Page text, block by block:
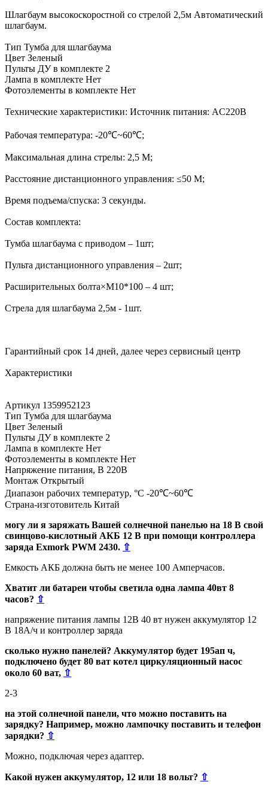
Шлагбаум высокоскоростной со стрелой 2,5м Автоматический
шлагбаум.
Тип Тумба для шлагбаума
Цвет Зеленый
Пульты ДУ в комплекте 2
Лампа в комплекте Нет
Фотоэлементы в комплекте Нет
Технические характеристики: Источник питания: AC220B
Рабочая температура: -20℃~60℃;
Максимальная длина стрелы: 2,5 М;
Расстояние дистанционного управления: ≤50 М;
Время подъема/спуска: 3 секунды.
Состав комплекта:
Тумба шлагбаума с приводом – 1шт;
Пульта дистанционного управления – 2шт;
Расширительных болта×M10*100 – 4 шт;
Стрела для шлагбаума 2,5м - 1шт.
Гарантийный срок 14 дней, далее через сервисный центр
Характеристики
Артикул 1359952123
Тип Тумба для шлагбаума
Цвет Зеленый
Пульты ДУ в комплекте 2
Лампа в комплекте Нет
Фотоэлементы в комплекте Нет
Напряжение питания, В 220В
Монтаж Открытый
Диапазон рабочих температур, °С -20℃~60℃
Страна-изготовитель Китай
могу ли я заряжать Вашей солнечной панелью на 18 В свой
свинцово-кислотный АКБ 12 В при помощи контроллера
заряда Exmork PWM 2430. ⇧
Емкость АКБ должна быть не менее 100 Амперчасов.
Хватит ли батареи чтобы светила одна лампа 40вт 8
часов? ⇧
напряжение питания лампы 12В 40 вт нужен аккумулятор 12
В 18А/ч и контроллер заряда
сколько нужно панелей? Аккумулятор будет 195ап ч,
подключено будет 80 ват котел циркуляционный насос
около 60 ват, ⇧
2-3
на этой солнечной панели, что можно поставить на
зарядку? Например, можно лампочку поставить и телефон
зарядки? ⇧
Можно, подключая через адаптер.
Какой нужен аккумулятор, 12 или 18 вольт? ⇧